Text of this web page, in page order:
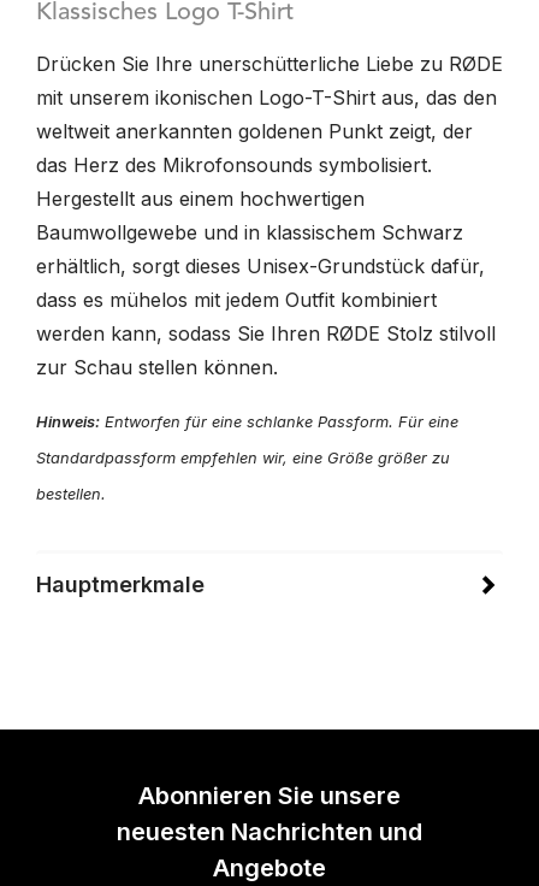
Klassisches Logo T-Shirt
Drücken Sie Ihre unerschütterliche Liebe zu RØDE
mit unserem ikonischen Logo-T-Shirt aus, das den
weltweit anerkannten goldenen Punkt zeigt, der
das Herz des Mikrofonsounds symbolisiert.
Hergestellt aus einem hochwertigen
Baumwollgewebe und in klassischem Schwarz
erhältlich, sorgt dieses Unisex-Grundstück dafür,
dass es mühelos mit jedem Outfit kombiniert
werden kann, sodass Sie Ihren RØDE Stolz stilvoll
zur Schau stellen können.
Hinweis: Entworfen für eine schlanke Passform. Für eine
Standardpassform empfehlen wir, eine Größe größer zu
bestellen.
Hauptmerkmale
Abonnieren Sie unsere
neuesten Nachrichten und
Angebote